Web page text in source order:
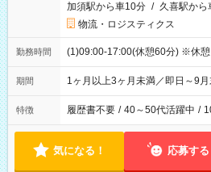
加須駅から車10分 / 久喜駅から
物流・ロジスティクス
勤務時間 (1)09:00-17:00(休憩60分) ※休憩
期間 1ヶ月以上3ヶ月未満／即日～9
特徴 履歴書不要 / 40～50代活躍中 /
気になる！ 応募する